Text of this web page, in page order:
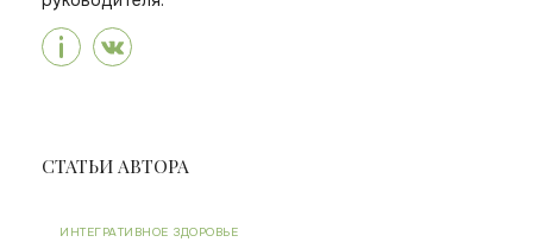
СТАТЬИ АВТОРА
ИНТЕГРАТИВНОЕ ЗДОРОВЬЕ